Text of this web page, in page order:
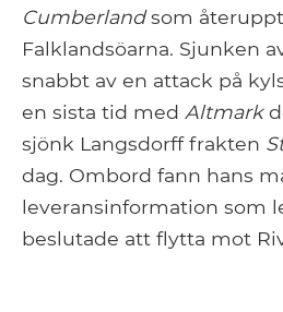
Cumberlandsom
Falklandsöarna. Sjunken
snabbt av en attack på
en sista tid med Altmark
sjönk Langsdorff frakten
dag. Ombord fann hans
leveransinformation som
beslutade att flytta mot